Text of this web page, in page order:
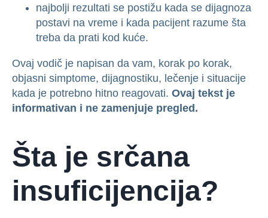
najbolji rezultati se postižu kada se dijagnoza
postavi na vreme i kada pacijent razume šta
treba da prati kod kuće.
Ovaj vodič je napisan da vam, korak po korak,
objasni simptome, dijagnostiku, lečenje i situacije
kada je potrebno hitno reagovati. Ovaj tekst je
informativan i ne zamenjuje pregled.
Šta je srčana
insuficijencija?